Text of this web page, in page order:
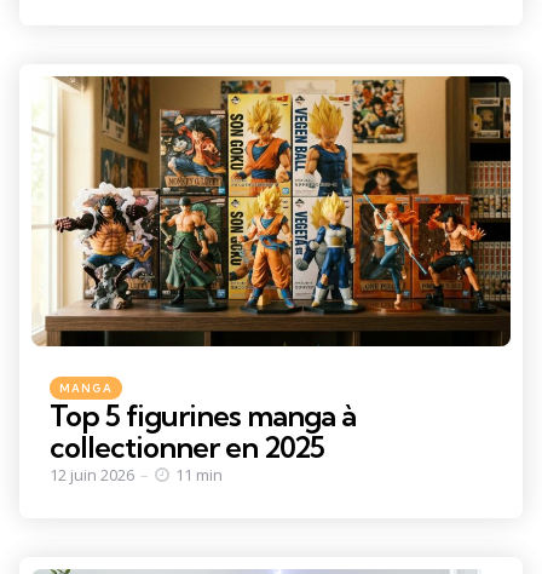
Categories
Posted
in
MANGA
Top 5 figurines manga à
collectionner en 2025
12 juin 2026 11 min